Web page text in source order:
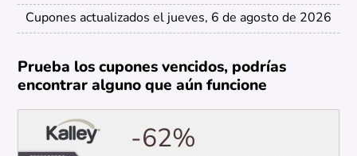
Cupones actualizados el jueves, 6 de agosto de 2026
Prueba los cupones vencidos, podrías
encontrar alguno que aún funcione
-62%